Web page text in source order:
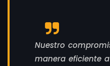
Nuestro
manera eficiente